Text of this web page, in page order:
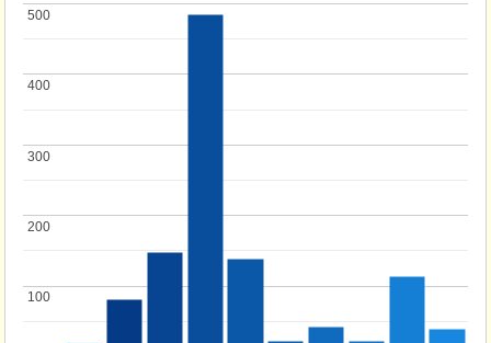
100
100
200
200
300
300
400
400
500
500